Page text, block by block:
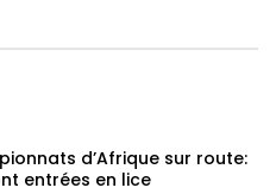
d’Afrique sur route:
entrées en lice